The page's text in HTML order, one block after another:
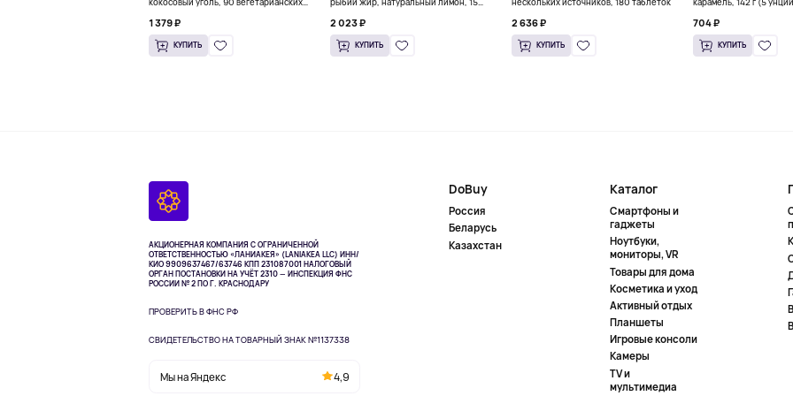
кокосовый уголь, 90 вегетарианских
1 379 ₽
КУПИТЬ
рыбий жир, натуральный лимон, 15
2 023 ₽
КУПИТЬ
нескольких источников, 180 таблеток
2 636 ₽
КУПИТЬ
карамель, 142 г (5
704 ₽
КУПИТЬ
АКЦИОНЕРНАЯ КОМПАНИЯ С ОГРАНИЧЕННОЙ
ОТВЕТСТВЕННОСТЬЮ «ЛАНИАКЕЯ» (LANIAKEA LLC) ИНН/
КИО 9909637467/63746 КПП 231087001НАЛОГОВЫЙ
ОРГАН ПОСТАНОВКИ НА УЧЁТ 2310 — ИНСПЕКЦИЯ ФНС
РОССИИ № 2 ПО Г. КРАСНОДАРУ
ПРОВЕРИТЬ В ФНС РФ
СВИДЕТЕЛЬСТВО НА ТОВАРНЫЙ ЗНАК №1137338
Мы на Яндекс 4,9
DoBuy
Россия
Беларусь
Казахстан
Каталог
Смартфоны и
гаджеты
Ноутбуки,
мониторы, VR
Товары для дома
Косметика и уход
Активный отдых
Планшеты
Игровые консоли
Камеры
TV и
мультимедиа